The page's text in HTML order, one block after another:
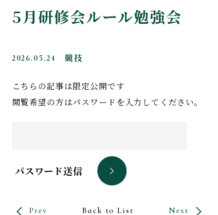
5月研修会ルール勉強会
2026.05.24 競技
こちらの記事は限定公開です
閲覧希望の方はパスワードを入力してください。
パスワード送信
Prev Back to List Next